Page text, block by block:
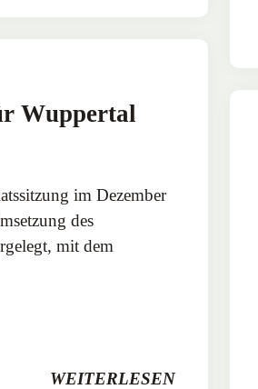
Wuppertal
im Dezember
des
mit dem
WEITERLESEN